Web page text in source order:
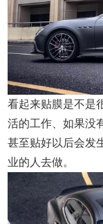
看起来贴膜是不是
活的工作、如果没
甚至贴好以后会发
业的人去做。